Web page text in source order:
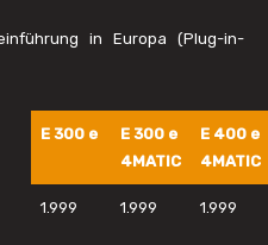
in Europa (Plug-in-
E 300 e
E 300 e
4MATIC
E 400 e
4MATIC
1.999 1.999 1.999